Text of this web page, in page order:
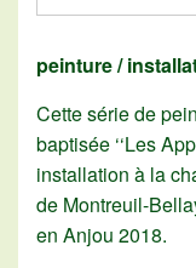
peinture /
Cette série de
baptisée ‘‘Les
installation à la
de Montreuil-
en Anjou 2018.